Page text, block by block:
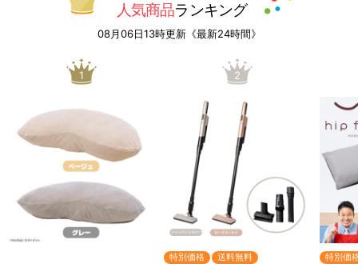
人気商品ランキング
08月06日13時更新《最新24時間》
1 2
特別価格 送料無料 特別価